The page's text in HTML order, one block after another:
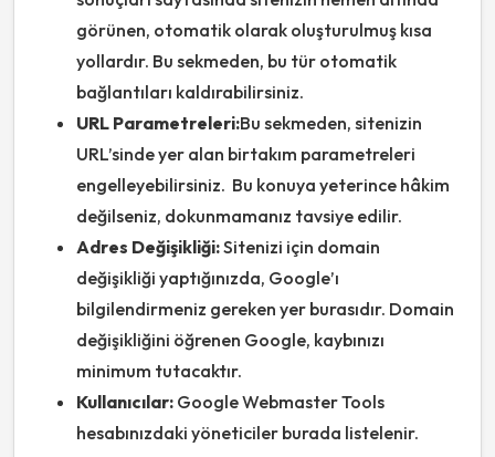
görünen, otomatik olarak oluşturulmuş kısa
yollardır. Bu sekmeden, bu tür otomatik
bağlantıları kaldırabilirsiniz.
URL Parametreleri:Bu sekmeden, sitenizin
URL’sinde yer alan birtakım parametreleri
engelleyebilirsiniz. Bu konuya yeterince hâkim
değilseniz, dokunmamanız tavsiye edilir.
Adres Değişikliği:Sitenizi için domain
değişikliği yaptığınızda, Google’ı
bilgilendirmeniz gereken yer burasıdır. Domain
değişikliğini öğrenen Google, kaybınızı
minimum tutacaktır.
Kullanıcılar: Google Webmaster Tools
hesabınızdaki yöneticiler burada listelenir.